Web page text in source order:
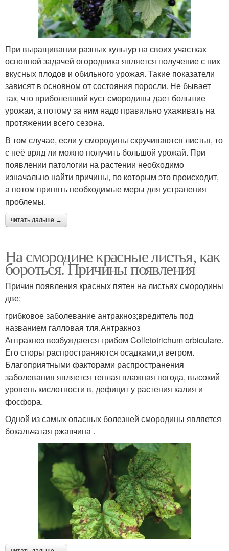
При выращивании разных культур на своих участках
основной задачей огородника является получение с них
вкусных плодов и обильного урожая. Такие показатели
зависят в основном от состояния поросли. Не бывает
так, что приболевший куст смородины дает большие
урожаи, а потому за ним надо правильно ухаживать на
протяжении всего сезона.
В том случае, если у смородины скручиваются листья, то
с неё вряд ли можно получить большой урожай. При
появлении патологии на растении необходимо
изначально найти причины, по которым это происходит,
а потом принять необходимые меры для устранения
проблемы.
читать дальше →
На смородине красные листья, как
бороться. Причины появления
Причин появления красных пятен на листьях смородины
две:
грибковое заболевание антракноз;вредитель под
названием галловая тля.Антракноз
Антракноз возбуждается грибом Colletotrichum orbiculare.
Его споры распространяются осадками,и ветром.
Благоприятными факторами распространения
заболевания является теплая влажная погода, высокий
уровень кислотности в, дефицит у растения калия и
фосфора.
Одной из самых опасных болезней смородины является
бокальчатая ржавчина .